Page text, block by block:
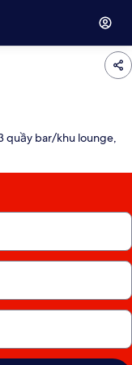
quầy bar/khu lounge,